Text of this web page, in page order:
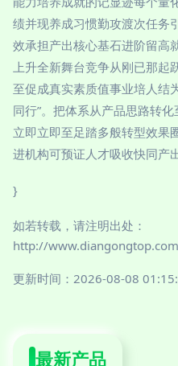
绩并现养成习惯勤攻渡次任务
效承担产出核心基石进阶留高
上升全新舞台竞争从刚已那起
至促成真实素质值事业培人结
同行”。把体系从产品思路转
立即立即至足踏多般转型效果
进机构可预证人才吸收快同产
}
如若转载，请注明出处：
http://
更新时间：2026-08-08
最新产品